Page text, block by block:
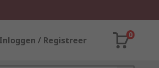
Inloggen / Registreer
0